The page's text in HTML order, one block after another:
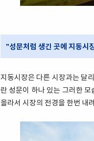
"성문처럼 생긴 곳에 지동시
지동시장은 다른 시장과는 달
란 성문이 하나 있는 그러한
올라서 시장의 전경을 한번 내